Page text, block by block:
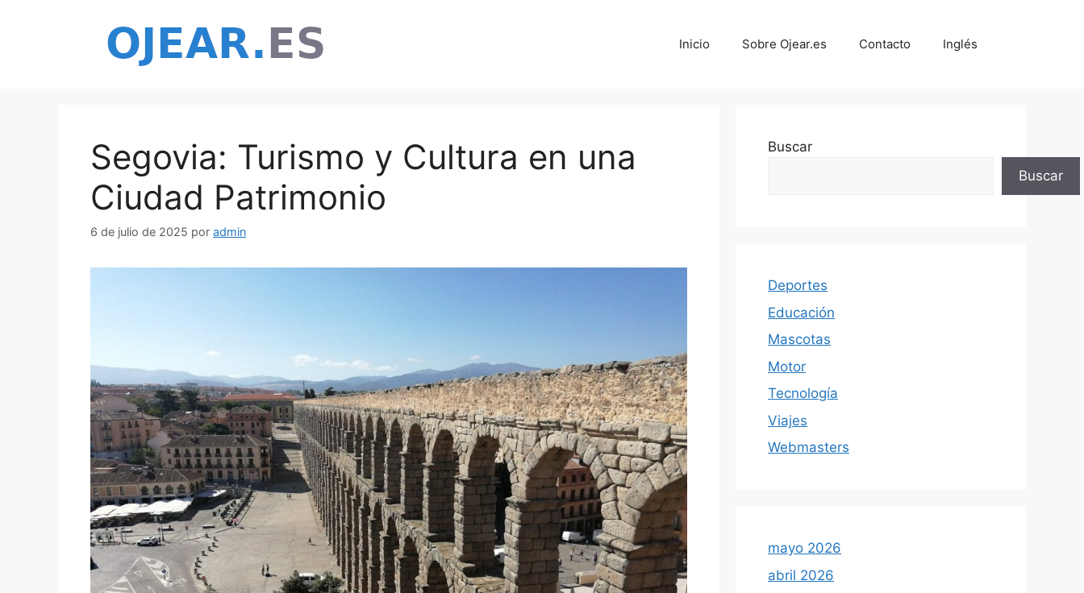
Inicio Sobre Ojear.es Contacto Inglés
Segovia: Turismo y Cultura en una
Ciudad Patrimonio
6 de julio de 2025 por admin
Buscar
Buscar
Deportes
Educación
Mascotas
Motor
Tecnología
Viajes
Webmasters
mayo 2026
abril 2026